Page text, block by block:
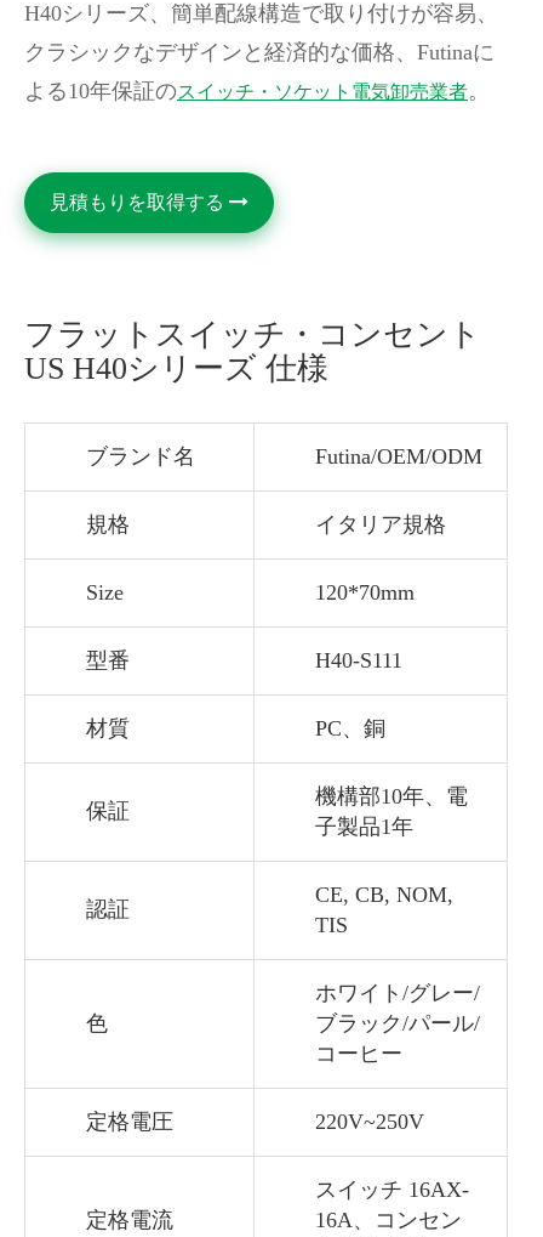
H40シリーズ、簡単配線構造で取り付けが容易、
クラシックなデザインと経済的な価格、Futinaに
よる10年保証のスイッチ・ソケット電気卸売業者。
見積もりを取得する
フラットスイッチ・コンセント
US H40シリーズ 仕様
ブランド名 Futina/OEM/ODM
規格 イタリア規格
Size 120*70mm
型番 H40-S111
材質 PC、銅
保証
機構部10年、電
子製品1年
認証
CE, CB, NOM,
TIS
色
ホワイト/グレー/
ブラック/パール/
コーヒー
定格電圧 220V~250V
定格電流
スイッチ 16AX-
16A、コンセン